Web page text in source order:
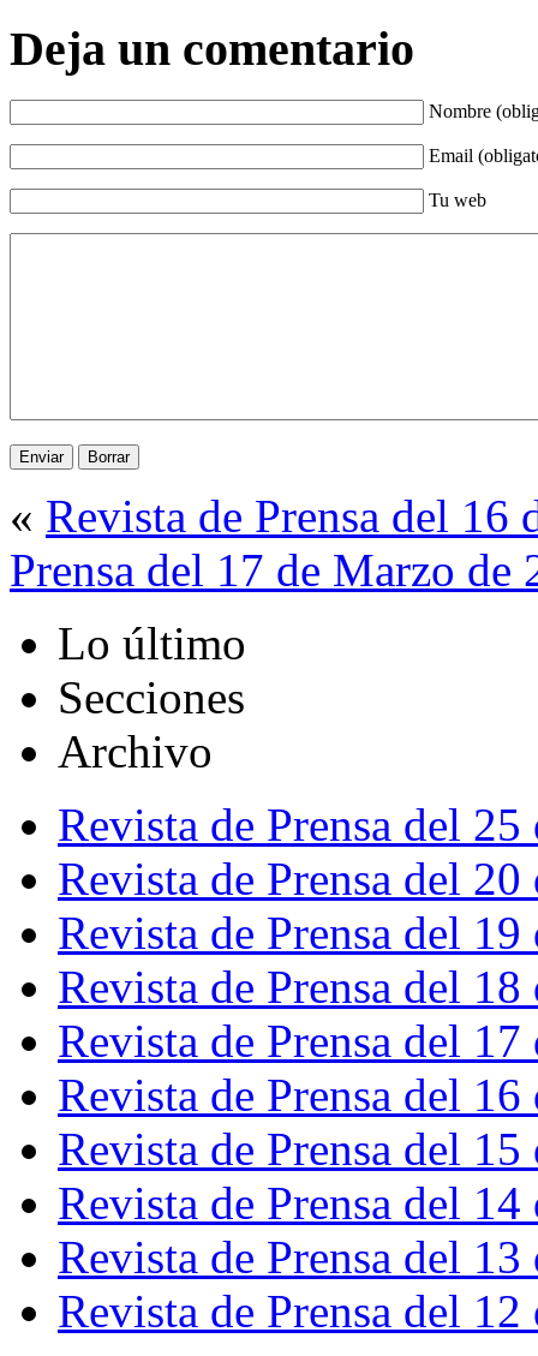
Deja un comentario
Nombre
Email
Tu web
« Revista de Prensa del 16
Prensa del 17 de Marzo de
Lo último
Secciones
Archivo
Revista de Prensa del
Revista de Prensa del
Revista de Prensa del
Revista de Prensa del
Revista de Prensa del
Revista de Prensa del
Revista de Prensa del
Revista de Prensa del
Revista de Prensa del
Revista de Prensa del